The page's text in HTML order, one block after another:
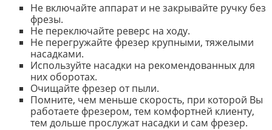
Не включайте аппарат и не закрывайте ручку без
фрезы.
Не переключайте реверс на ходу.
Не перегружайте фрезер крупными, тяжелыми
насадками.
Используйте насадки на рекомендованных для
них оборотах.
Очищайте фрезер от пыли.
Помните, чем меньше скорость, при которой Вы
работаете фрезером, тем комфортней клиенту,
тем дольше прослужат насадки и сам фрезер.